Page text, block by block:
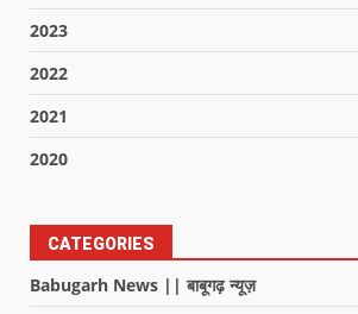
2023
2022
2021
2020
CATEGORIES
Babugarh News || बाबूगढ़ न्यूज़